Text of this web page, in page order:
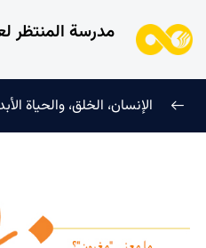
مدرسة المنتظر
لماذا خُلقنا؟
الإنسان، الخلق، والحياة